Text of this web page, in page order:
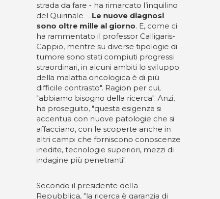
strada da fare - ha rimarcato l’inquilino
del Quirinale -. Le nuove diagnosi
sono oltre mille al giorno. E, come ci
ha rammentato il professor Calligaris-
Cappio, mentre su diverse tipologie di
tumore sono stati compiuti progressi
straordinari, in alcuni ambiti lo sviluppo
della malattia oncologica è di più
difficile contrasto". Ragion per cui,
"abbiamo bisogno della ricerca". Anzi,
ha proseguito, "questa esigenza si
accentua con nuove patologie che si
affacciano, con le scoperte anche in
altri campi che forniscono conoscenze
inedite, tecnologie superiori, mezzi di
indagine più penetranti".
Secondo il presidente della
Repubblica, "la ricerca è garanzia di